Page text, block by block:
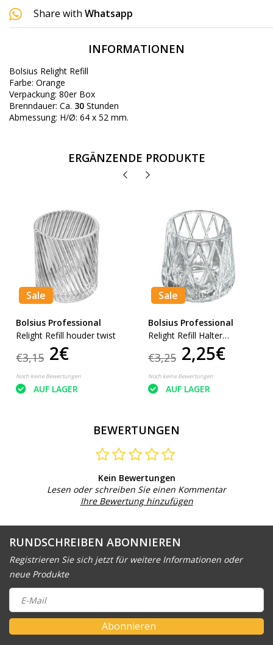
Share with Whatsapp
INFORMATIONEN
Bolsius Relight Refill
Farbe: Orange
Verpackung: 80er Box
Brenndauer: Ca. 30 Stunden
Abmessung: H/Ø: 64 x 52 mm.
ERGÄNZENDE PRODUKTE
Sale
Bolsius Professional
Relight Refill houder twist
€3,15 2€
Noch keine Bewertungen
AUF LAGER
Sale
Bolsius Professional
Relight Refill Halter
diamond
€3,25 2,25€
Noch keine Bewertungen
AUF LAGER
BEWERTUNGEN
Kein Bewertungen
Lesen oder schreiben Sie einen Kommentar
Ihre Bewertung hinzufügen
RUNDSCHREIBEN ABONNIEREN
Registrieren Sie sich jetzt für weitere Informationen oder
neue Produkte
Abonnieren